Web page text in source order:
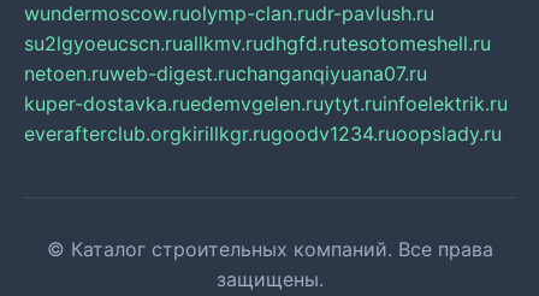
wundermoscow.ruolymp-clan.rudr-pavlush.ru
su2lgyoeucscn.ruallkmv.rudhgfd.rutesotomeshell.ru
netoen.ruweb-digest.ruchanganqiyuana07.ru
kuper-dostavka.ruedemvgelen.ruytyt.ruinfoelektrik.ru
everafterclub.orgkirillkgr.rugoodv1234.ruoopslady.ru
© Каталог строительных компаний. Все права
защищены.